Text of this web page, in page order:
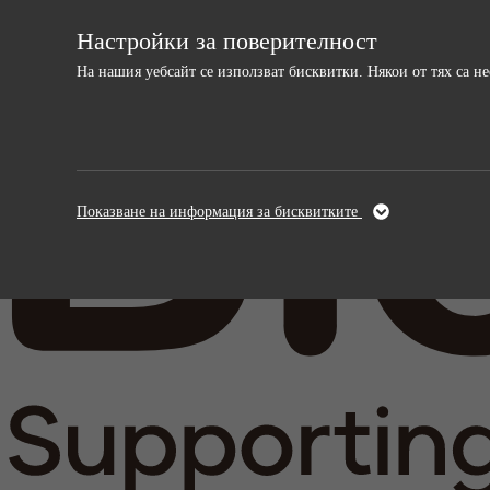
Настройки за поверителност
На нашия уебсайт се използват бисквитки. Някои от тях са
Необходими
Тези бисквитки са необходими за
Доставчици sgalinski
Време на
Време на
Показване на информация за бисквитките